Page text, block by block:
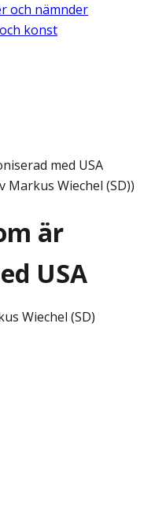
och nämnder
konst
med USA
Markus Wiechel (SD))
är
USA
Wiechel (SD)